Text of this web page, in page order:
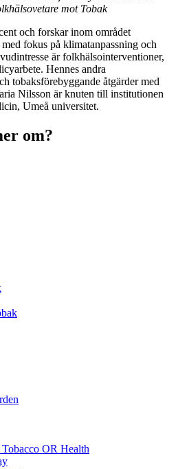
mot Tobak
och forskar inom området
fokus på klimatanpassning och
är folkhälsointerventioner,
Hennes andra
tobaksförebyggande åtgärder med
Nilsson är knuten till institutionen
Umeå universitet.
om?
OR Health